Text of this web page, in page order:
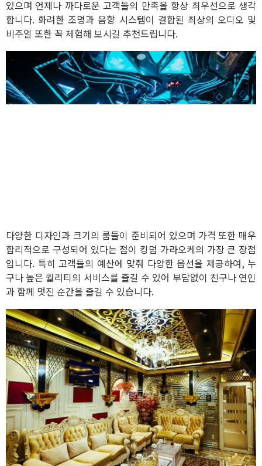
있으며 언제나 까다로운 고객들의 만족을 항상 최우선으로 생각
합니다. 화려한 조명과 음향 시스템이 결합된 최상의 오디오 및
비주얼 또한 꼭 체험해 보시길 추천드립니다.
다양한 디자인과 크기의 룸들이 준비되어 있으며 가격 또한 매우
합리적으로 구성되어 있다는 점이 킹덤 가라오케의 가장 큰 장점
입니다. 특히 고객들의 예산에 맞춰 다양한 옵션을 제공하여, 누
구나 높은 퀄리티의 서비스를 즐길 수 있어 부담없이 친구나 연인
과 함께 멋진 순간을 즐길 수 있습니다.